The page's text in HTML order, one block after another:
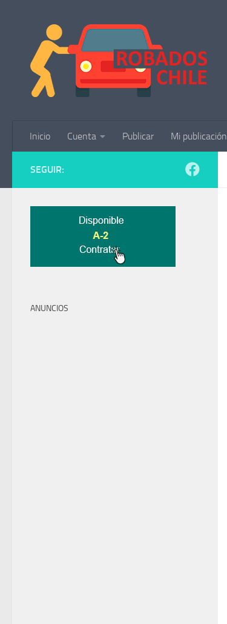
Inicio Cuenta Publicar Mi publicación
SEGUIR:
ANUNCIOS